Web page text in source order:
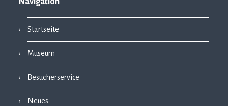
Startseite
Museum
Besucherservice
Neues